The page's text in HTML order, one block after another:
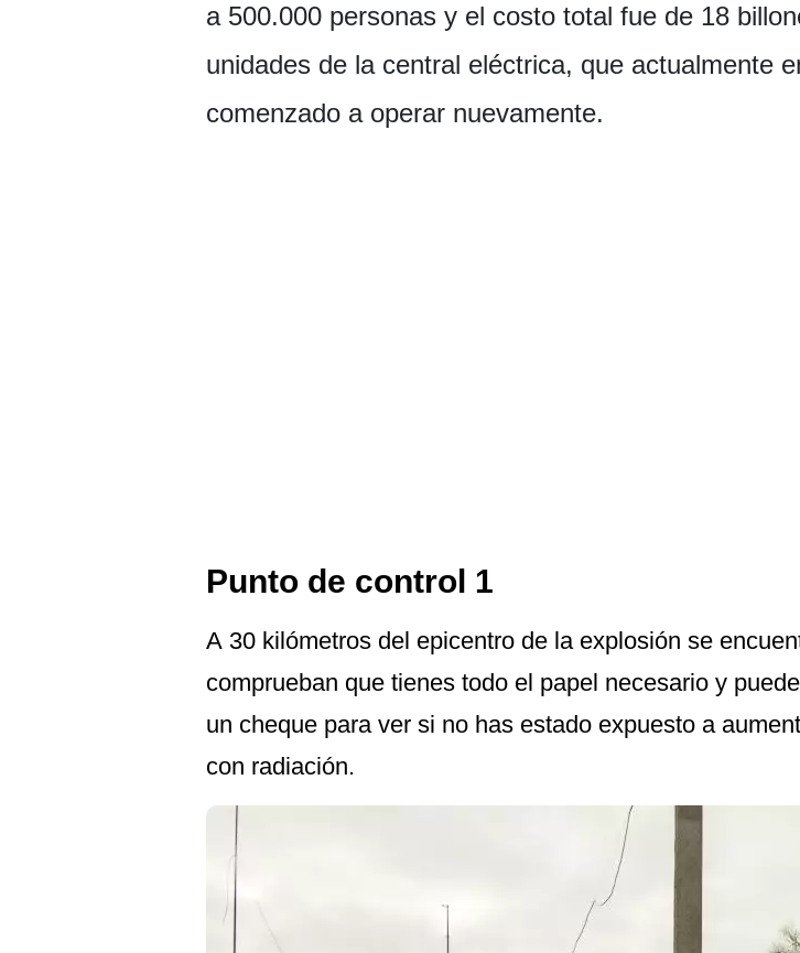
a 500.000 personas y el costo total fue de 18
unidades de la central eléctrica, que actualmente
comenzado a operar nuevamente.
Punto de control 1
A 30 kilómetros del epicentro de la explosión se
comprueban que tienes todo el papel necesario y
un cheque para ver si no has estado expuesto a
con radiación.